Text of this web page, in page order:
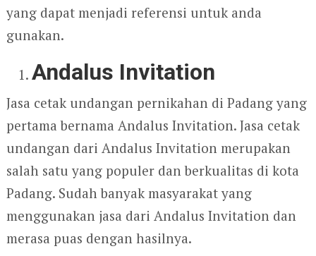
yang dapat menjadi referensi untuk anda
gunakan.
Andalus Invitation
Jasa cetak undangan pernikahan di Padang yang
pertama bernama Andalus Invitation. Jasa cetak
undangan dari Andalus Invitation merupakan
salah satu yang populer dan berkualitas di kota
Padang. Sudah banyak masyarakat yang
menggunakan jasa dari Andalus Invitation dan
merasa puas dengan hasilnya.